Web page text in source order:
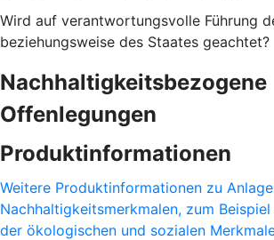
Wird auf verantwortungsvolle Führung
beziehungsweise des Staates geachtet?
Nachhaltigkeitsbezogene
Offenlegungen
Produktinformationen
Weitere Produktinformationen zu
Nachhaltigkeitsmerkmalen, zum
der ökologischen und sozialen